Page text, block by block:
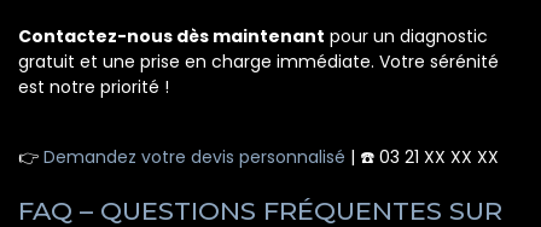
Contactez-nous dès maintenant pour un diagnostic
gratuit et une prise en charge immédiate. Votre sérénité
est notre priorité !
👉 Demandez votre devis personnalisé | ☎️ 03 21 XX XX XX
FAQ – QUESTIONS FRÉQUENTES SUR